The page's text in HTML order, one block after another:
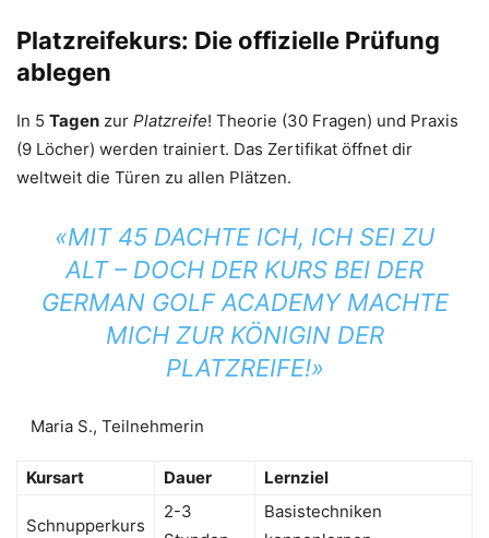
Platzreifekurs: Die offizielle Prüfung
ablegen
In 5 Tagen zur Platzreife! Theorie (30 Fragen) und Praxis
(9 Löcher) werden trainiert. Das Zertifikat öffnet dir
weltweit die Türen zu allen Plätzen.
«MIT 45 DACHTE ICH, ICH SEI ZU
ALT – DOCH DER KURS BEI DER
GERMAN GOLF ACADEMY MACHTE
MICH ZUR KÖNIGIN DER
PLATZREIFE!»
Maria S., Teilnehmerin
Kursart Dauer Lernziel
Schnupperkurs
2-3
Basistechniken